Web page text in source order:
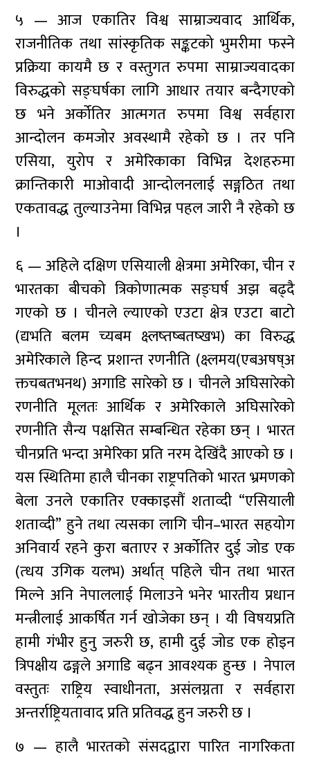
५ — आज एकातिर विश्व साम्राज्यवाद आर्थिक,
राजनीतिक तथा सांस्कृतिक सङ्कटको भुमरीमा फस्ने
प्रक्रिया कायमै छ र वस्तुगत रुपमा साम्राज्यवादका
विरुद्धको सङ्घर्षका लागि आधार तयार बन्दैगएको
छ भने अर्कोतिर आत्मगत रुपमा विश्व सर्वहारा
आन्दोलन कमजोर अवस्थामै रहेको छ । तर पनि
एसिया, युरोप र अमेरिकाका विभिन्न देशहरुमा
क्रान्तिकारी माओवादी आन्दोलनलाई सङ्गठित तथा
एकतावद्ध तुल्याउनेमा विभिन्न पहल जारी नै रहेको छ
।
६ — अहिले दक्षिण एसियाली क्षेत्रमा अमेरिका, चीन र
भारतका बीचको त्रिकोणात्मक सङ्घर्ष अझ बढ्दै
गएको छ । चीनले ल्याएको एउटा क्षेत्र एउटा बाटो
(द्यभति बलम च्यबम क्ष्लष्तष्बतष्खभ) का विरुद्ध
अमेरिकाले हिन्द प्रशान्त रणनीति (क्ष्लमय(एबअषष्अ
क्तचबतभनथ) अगाडि सारेको छ । चीनले अघिसारेको
रणनीति मूलतः आर्थिक र अमेरिकाले अघिसारेको
रणनीति सैन्य पक्षसित सम्बन्धित रहेका छन् । भारत
चीनप्रति भन्दा अमेरिका प्रति नरम देखिंदै आएको छ ।
यस स्थितिमा हालै चीनका राष्ट्रपतिको भारत भ्रमणको
बेला उनले एकातिर एक्काइसौं शताव्दी “एसियाली
शताव्दी” हुने तथा त्यसका लागि चीन–भारत सहयोग
अनिवार्य रहने कुरा बताएर र अर्कोतिर दुई जोड एक
(त्धय उगिक यलभ) अर्थात् पहिले चीन तथा भारत
मिल्ने अनि नेपाललाई मिलाउने भनेर भारतीय प्रधान
मन्त्रीलाई आकर्षित गर्न खोजेका छन् । यी विषयप्रति
हामी गंभीर हुनु जरुरी छ, हामी दुई जोड एक होइन
त्रिपक्षीय ढङ्गले अगाडि बढ्न आवश्यक हुन्छ । नेपाल
वस्तुतः राष्ट्रिय स्वाधीनता, असंलग्नता र सर्वहारा
अन्तर्राष्ट्रियतावाद प्रति प्रतिवद्ध हुन जरुरी छ ।
७ — हालै भारतको संसदद्वारा पारित नागरिकता